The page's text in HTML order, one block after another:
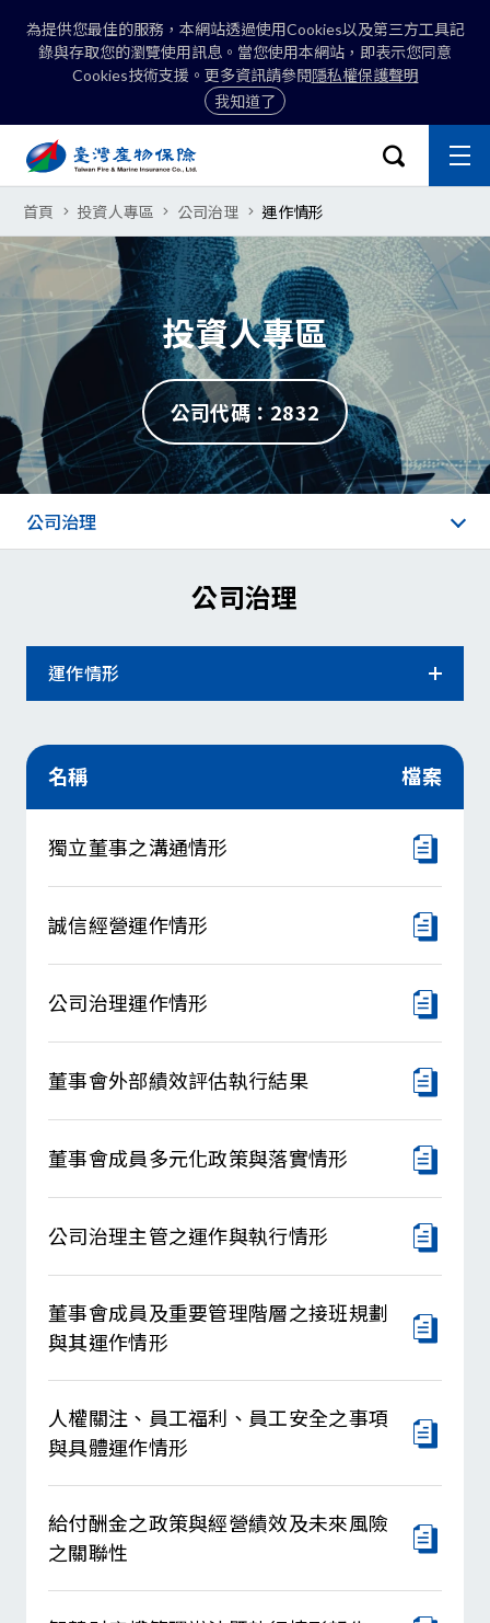
為提供您最佳的服務，本網站透過使用Cookies以及第三方工具記
錄與存取您的瀏覽使用訊息。當您使用本網站，即表示您同意
Cookies技術支援。更多資訊請參閱隱私權保護聲明
我知道了
:::
開啟搜尋選
關
搜尋
主
臺灣產物保險股份有限公司-運作
首頁 投資人專區 公司治理 運作情形
投資人專區
公司代碼：2832
公司治理
公司治理
運作情形
運作情形
盡職治理守則
名稱 檔案
獨立董事之溝通情形
誠信經營運作情形
公司治理運作情形
董事會外部績效評估執行結果
董事會成員多元化政策與落實情形
公司治理主管之運作與執行情形
董事會成員及重要管理階層之接班規劃
與其運作情形
人權關注、員工福利、員工安全之事項
與具體運作情形
給付酬金之政策與經營績效及未來風險
之關聯性